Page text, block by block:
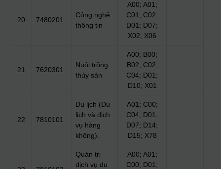
20 7480201
Công nghệ
thông tin
A00; A01;
C01; C02;
D01; D07;
X02; X06
21 7620301
Nuôi trồng
thủy sản
A00; B00;
B02; C02;
C04; D01;
D10; X01
22 7810101
Du lịch (Du
lịch và dịch
vụ hàng
không).
A01; C00;
C04; D01;
D07; D14;
D15; X78
Quản trị
dịch vụ du
A00; A01;
C00; D01;